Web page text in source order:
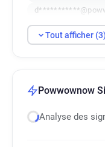
Tout afficher (3)
Powwownow
Analyse des